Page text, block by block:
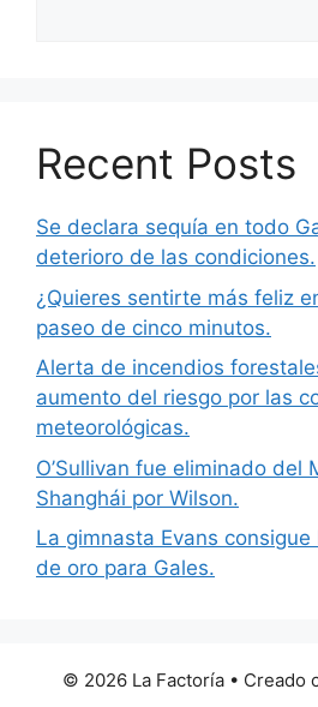
Recent Posts
Se declara sequía en todo
deterioro de las condiciones.
¿Quieres sentirte más feliz
paseo de cinco minutos.
Alerta de incendios
aumento del riesgo por las
meteorológicas.
O’Sullivan fue eliminado del
Shanghái por Wilson.
La gimnasta Evans
de oro para Gales.
© 2026 La Factoría • Creado